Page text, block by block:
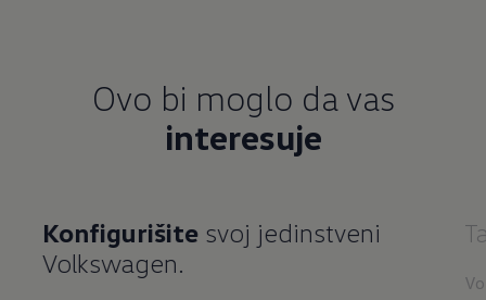
Ovo bi moglo da vas
interesuje
Konfigurišitesvoj jedinstveni
Volkswagen.